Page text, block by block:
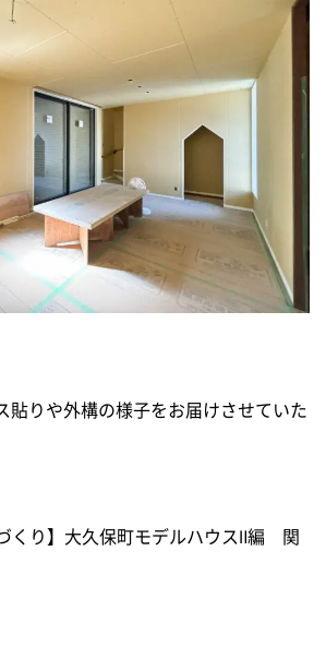
貼りや外構の様子をお届けさせていた
くり】大久保町モデルハウスⅡ編 関